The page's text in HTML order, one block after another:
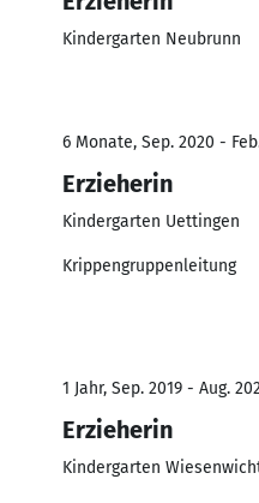
Kindergarten Neubrunn
6 Monate, Sep. 2020 -
Erzieherin
Kindergarten Uettingen
Krippengruppenleitung
1 Jahr, Sep. 2019 - Aug.
Erzieherin
Kindergarten